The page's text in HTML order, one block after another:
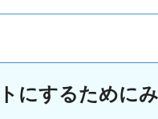
にするために